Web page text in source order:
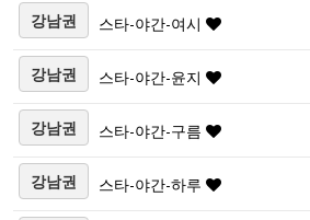
강남권 스타-야간-여시
강남권 스타-야간-윤지
강남권 스타-야간-구름
강남권 스타-야간-하루